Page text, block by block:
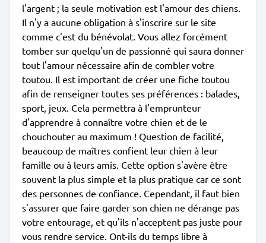
l'argent ; la seule motivation est l'amour des chiens.
Il n'y a aucune obligation à s'inscrire sur le site
comme c'est du bénévolat. Vous allez forcément
tomber sur quelqu'un de passionné qui saura donner
tout l'amour nécessaire afin de combler votre
toutou. Il est important de créer une fiche toutou
afin de renseigner toutes ses préférences : balades,
sport, jeux. Cela permettra à l'emprunteur
d'apprendre à connaître votre chien et de le
chouchouter au maximum ! Question de facilité,
beaucoup de maîtres confient leur chien à leur
famille ou à leurs amis. Cette option s'avère être
souvent la plus simple et la plus pratique car ce sont
des personnes de confiance. Cependant, il faut bien
s'assurer que faire garder son chien ne dérange pas
votre entourage, et qu'ils n'acceptent pas juste pour
vous rendre service. Ont-ils du temps libre à